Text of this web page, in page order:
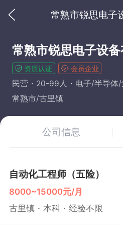
常熟市锐思电子
常熟市锐思电子设
资质认证 会员企业
民营 20-99人
电子/半导体/
常熟市/古里镇
公司信息
自动化工程师（五险）
8000~15000元/月
古里镇 本科 经验不限